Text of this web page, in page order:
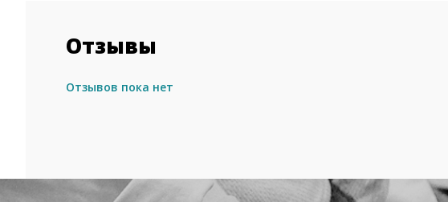
Отзывы
Отзывов пока нет